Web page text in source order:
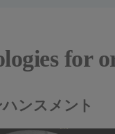
for
ンスメント